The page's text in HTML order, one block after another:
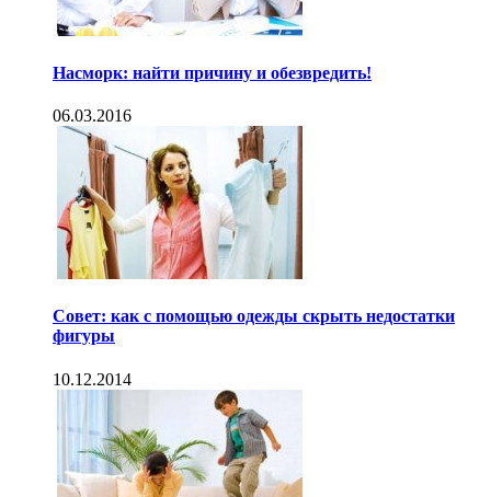
Насморк: найти причину и обезвредить!
06.03.2016
Совет: как с помощью одежды скрыть недостатки
фигуры
10.12.2014